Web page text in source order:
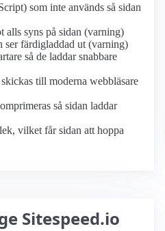
som inte används så sidan
alls syns på sidan (varning)
ser färdigladdad ut (varning)
så de laddar snabbare
till moderna webbläsare
så sidan laddar
vilket får sidan att hoppa
Sitespeed.io